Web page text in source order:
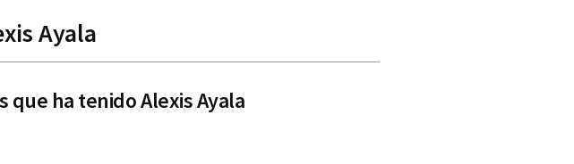
Ayala
que ha tenido Alexis Ayala